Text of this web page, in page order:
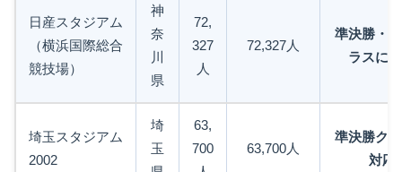
日産スタジアム
（横浜国際総合
競技場）
神
奈
川
県
72,
327
人
72,327人
準決勝・
ラスに
埼玉スタジアム
2002
埼
玉
63,
700
63,700人
準決勝ク
対応